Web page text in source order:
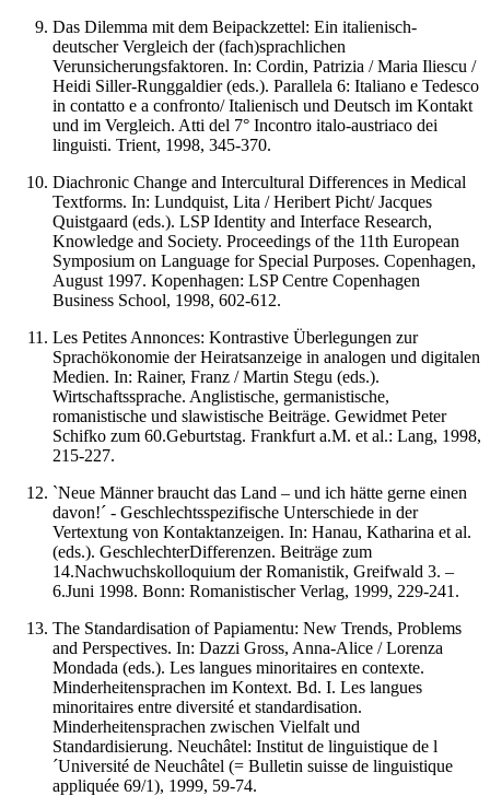
Das Dilemma mit dem Beipackzettel: Ein italienisch-
deutscher Vergleich der (fach)sprachlichen
Verunsicherungsfaktoren. In: Cordin, Patrizia / Maria Iliescu /
Heidi Siller-Runggaldier (eds.). Parallela 6: Italiano e Tedesco
in contatto e a confronto/ Italienisch und Deutsch im Kontakt
und im Vergleich. Atti del 7° Incontro italo-austriaco dei
linguisti. Trient, 1998, 345-370.
Diachronic Change and Intercultural Differences in Medical
Textforms. In: Lundquist, Lita / Heribert Picht/ Jacques
Quistgaard (eds.). LSP Identity and Interface Research,
Knowledge and Society. Proceedings of the 11th European
Symposium on Language for Special Purposes. Copenhagen,
August 1997. Kopenhagen: LSP Centre Copenhagen
Business School, 1998, 602-612.
Les Petites Annonces: Kontrastive Überlegungen zur
Sprachökonomie der Heiratsanzeige in analogen und digitalen
Medien. In: Rainer, Franz / Martin Stegu (eds.).
Wirtschaftssprache. Anglistische, germanistische,
romanistische und slawistische Beiträge. Gewidmet Peter
Schifko zum 60.Geburtstag. Frankfurt a.M. et al.: Lang, 1998,
215-227.
`Neue Männer braucht das Land – und ich hätte gerne einen
davon!´ - Geschlechtsspezifische Unterschiede in der
Vertextung von Kontaktanzeigen. In: Hanau, Katharina et al.
(eds.). GeschlechterDifferenzen. Beiträge zum
14.Nachwuchskolloquium der Romanistik, Greifwald 3. –
6.Juni 1998. Bonn: Romanistischer Verlag, 1999, 229-241.
The Standardisation of Papiamentu: New Trends, Problems
and Perspectives. In: Dazzi Gross, Anna-Alice / Lorenza
Mondada (eds.). Les langues minoritaires en contexte.
Minderheitensprachen im Kontext. Bd. I. Les langues
minoritaires entre diversité et standardisation.
Minderheitensprachen zwischen Vielfalt und
Standardisierung. Neuchâtel: Institut de linguistique de l
´Université de Neuchâtel (= Bulletin suisse de linguistique
appliquée 69/1), 1999, 59-74.